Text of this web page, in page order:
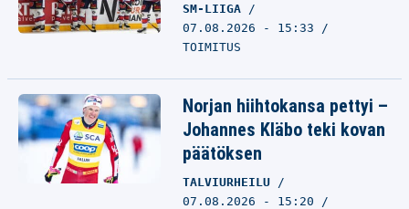
SM-LIIGA
07.08.2026 - 15:33
TOIMITUS
Norjan hiihtokansa pettyi –
Johannes Kläbo teki kovan
päätöksen
TALVIURHEILU
07.08.2026 - 15:20